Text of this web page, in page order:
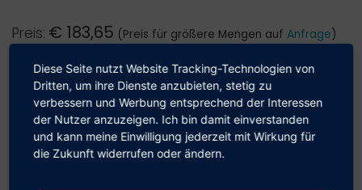
Preis: € 183,65 (Preis für größere Mengen auf Anfrage)
zzgl. 19% MwSt., zzgl. Versand
Verkauf nur an Geschäftskunden und Behörden möglich
Anzahl:
Unser Shop beliefert aus­schließ­lich
Geschäfts­kunden.
Diese Seite nutzt Website Tracking-Technologien von
Dritten, um ihre Dienste anzubieten, stetig zu
verbessern und Werbung entsprechend der Interessen
der Nutzer anzuzeigen. Ich bin damit einverstanden
und kann meine Einwilligung jederzeit mit Wirkung für
die Zukunft widerrufen oder ändern.